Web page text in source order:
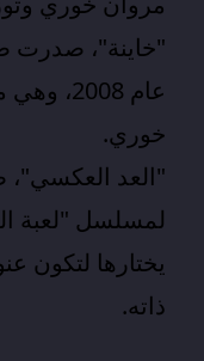
"خاينة"، صدرت
عام
خوري.
"العد العكسي"،
يختارها لتكون
ذاته.